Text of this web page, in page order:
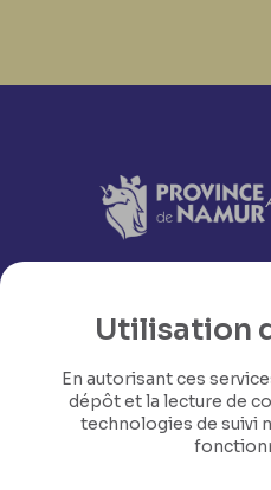
Utilisation
En autorisant ces
dépôt et la lecture de
technologies de suivi